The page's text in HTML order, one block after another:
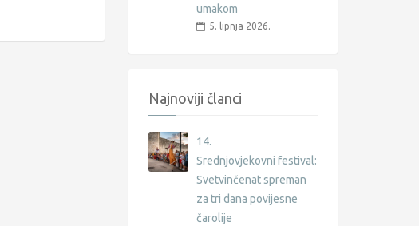
umakom
5. lipnja 2026.
Najnoviji članci
14.
Srednjovjekovni festival:
Svetvinčenat spreman
za tri dana povijesne
čarolije